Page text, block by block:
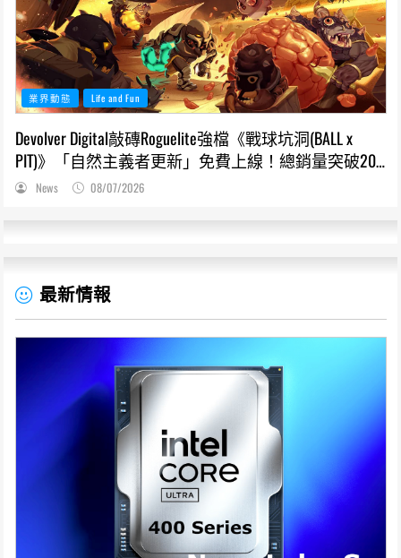
業界動態 Life and Fun
Devolver Digital敲磚Roguelite強檔《戰球坑洞(BALL x
PIT)》「自然主義者更新」免費上線！總銷量突破200
萬份，遊戲史低66折熱銷中
News 08/07/2026
最新情報